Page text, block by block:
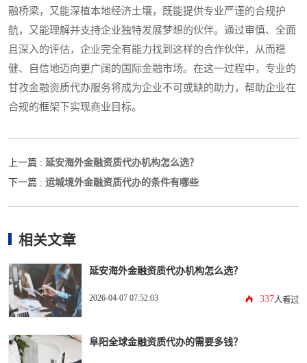
融桥梁，又能深植本地经济土壤，既能提供专业严谨的合规护
航，又能理解并支持企业独特发展梦想的伙伴。通过审慎、全面
且深入的评估，企业完全有能力找到这样的合作伙伴，从而稳
健、自信地迈向更广阔的国际金融市场。在这一过程中，专业的
甘孜金融资质代办服务将成为企业不可或缺的助力，帮助企业在
合规的框架下实现商业目标。
上一篇 : 延安海外金融资质代办机构怎么选？
下一篇 : 运城境外金融资质代办的条件有哪些
相关文章
延安海外金融资质代办机构怎么选？
2026-04-07 07:52:03 337人看过
阜阳全球金融资质代办的需要多钱？